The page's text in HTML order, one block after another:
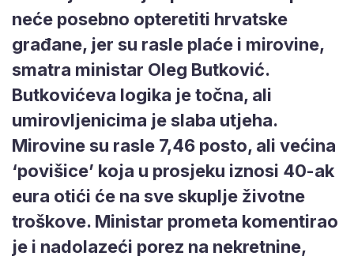
neće posebno opteretiti hrvatske
građane, jer su rasle plaće i mirovine,
smatra ministar Oleg Butković.
Butkovićeva logika je točna, ali
umirovljenicima je slaba utjeha.
Mirovine su rasle 7,46 posto, ali većina
‘povišice’ koja u prosjeku iznosi 40-ak
eura otići će na sve skuplje životne
troškove. Ministar prometa komentirao
je i nadolazeći porez na nekretnine,